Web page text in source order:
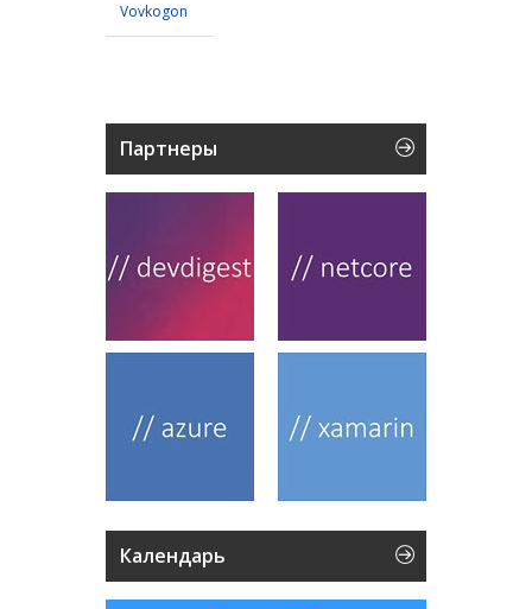
Vovkogon
Партнеры
Календарь